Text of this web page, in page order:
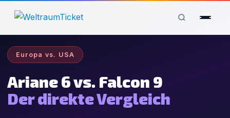
Europa vs. USA
Ariane 6 vs. Falcon 9
Der direkte Vergleich